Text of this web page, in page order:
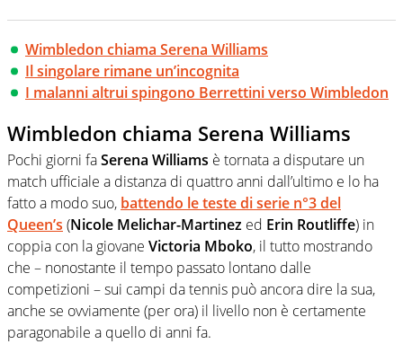
Wimbledon chiama Serena Williams
Il singolare rimane un’incognita
I malanni altrui spingono Berrettini verso Wimbledon
Wimbledon chiama Serena Williams
Pochi giorni faSerena Williams è tornata a disputare un
match ufficiale a distanza di quattro anni dall’ultimo e lo ha
fatto a modo suo, battendo le teste di serie n°3 del
Queen’s (Nicole Melichar-Martinez ed Erin Routliffe) in
coppia con la giovane Victoria Mboko, il tutto mostrando
che – nonostante il tempo passato lontano dalle
competizioni – sui campi da tennis può ancora dire la sua,
anche se ovviamente (per ora) il livello non è certamente
paragonabile a quello di anni fa.